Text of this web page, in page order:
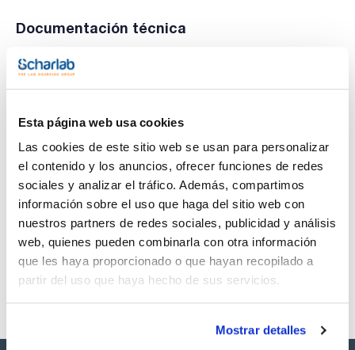
Esta página web usa cookies
Las cookies de este sitio web se usan para personalizar
el contenido y los anuncios, ofrecer funciones de redes
sociales y analizar el tráfico. Además, compartimos
información sobre el uso que haga del sitio web con
nuestros partners de redes sociales, publicidad y análisis
web, quienes pueden combinarla con otra información
que les haya proporcionado o que hayan recopilado a
partir del uso que haya hecho de sus servicios.
Mostrar detalles
Documentación técnica
TDS / Ficha técnica
Regístrate para
Regístrate para
descargas
productos marca Scharlau habitualmente en stock,
listos para una entrega inmediata.